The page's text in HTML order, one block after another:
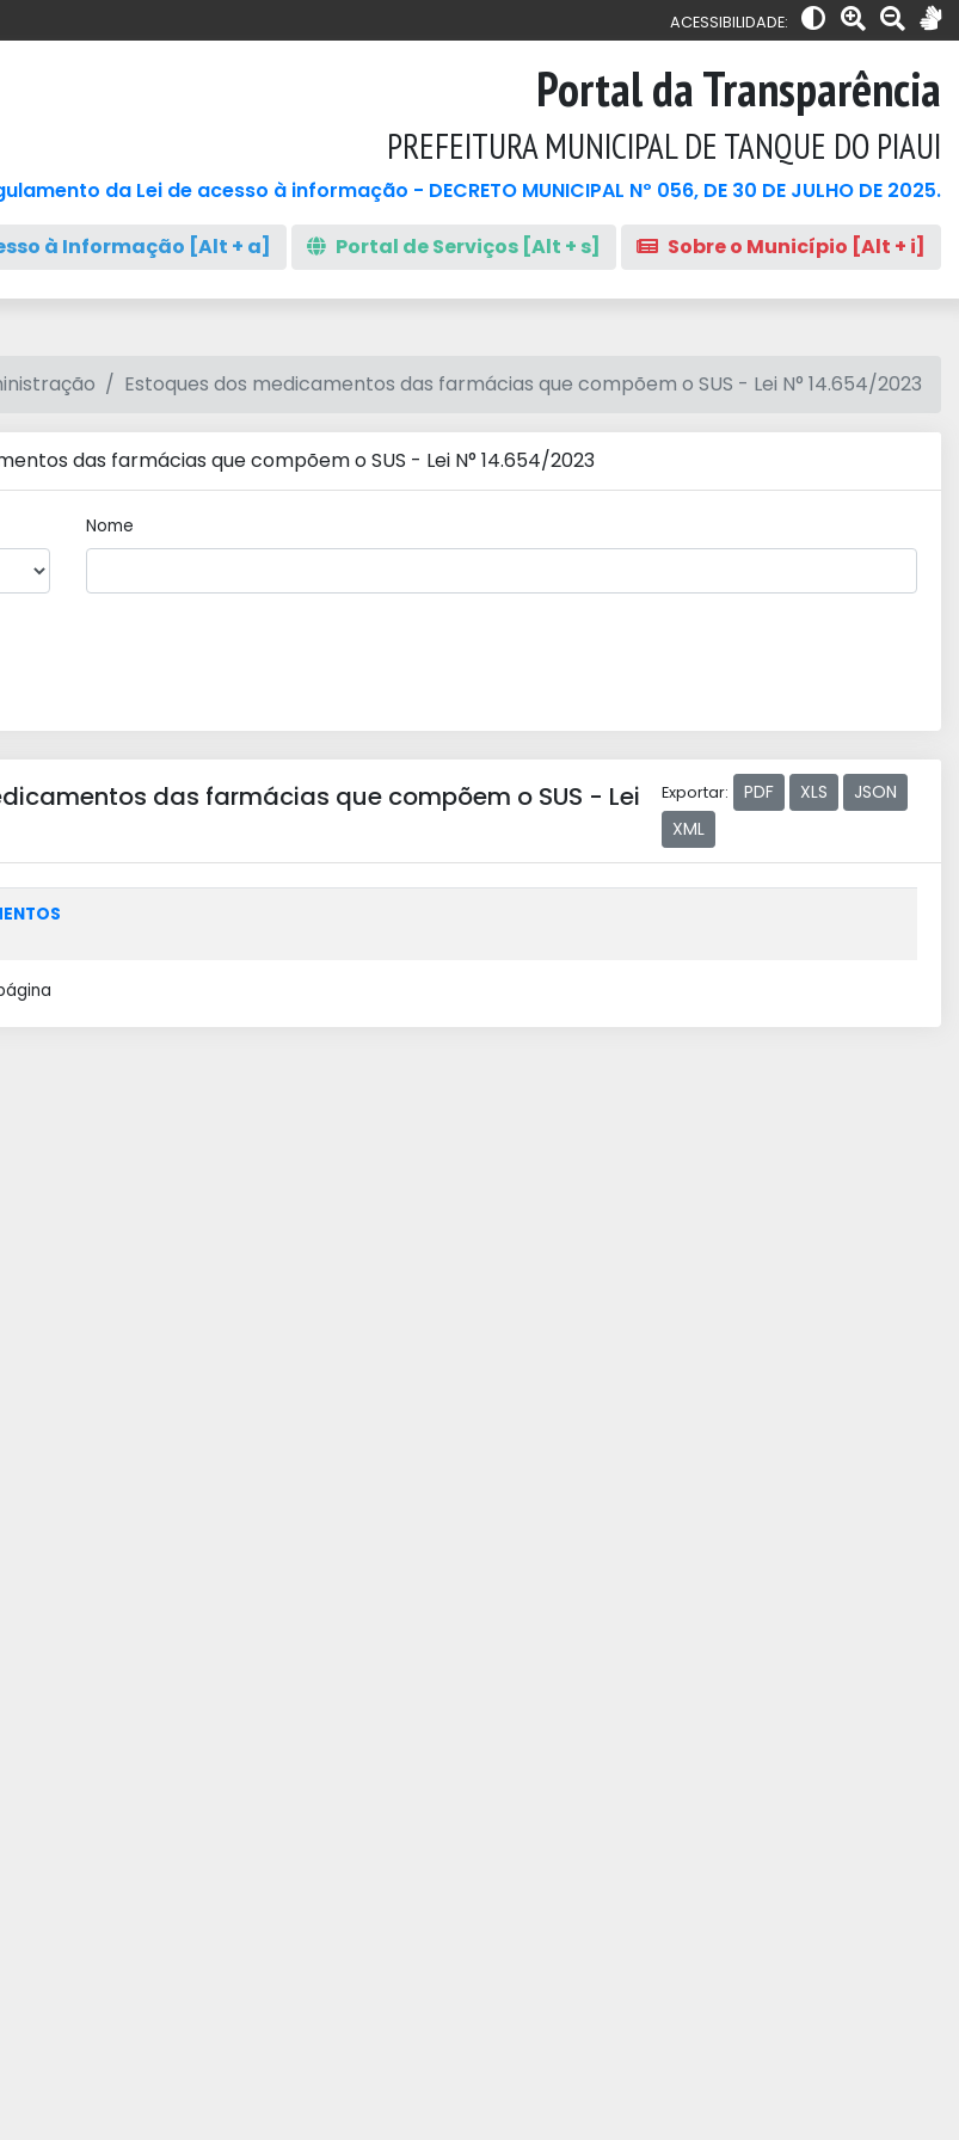
ACESSIBILIDADE:
Portal da Transparência
PREFEITURA MUNICIPAL DE TANQUE DO PIAUI
da Lei de acesso à informação - DECRETO MUNICIPAL Nº 056, DE 30 DE JULHO DE 2025.
à Informação [Alt + a] Portal de Serviços [Alt + s] Sobre o Município [Alt + i]
Estoques dos medicamentos das farmácias que compõem o SUS - Lei N° 14.654/2023
das farmácias que compõem o SUS - Lei N° 14.654/2023
Nome
das farmácias que compõem o SUS - Lei
Exportar: PDF XLS
JSON
XML